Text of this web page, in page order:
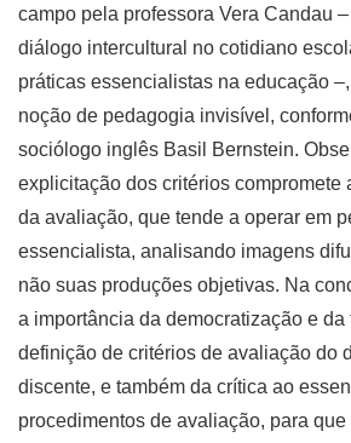
campo pela professora Vera Candau
diálogo intercultural no cotidiano
práticas essencialistas na educação
noção de pedagogia invisível,
sociólogo inglês Basil Bernstein.
explicitação dos critérios compromete
da avaliação, que tende a operar em
essencialista, analisando imagens
não suas produções objetivas. Na
a importância da democratização e da
definição de critérios de avaliação do
discente, e também da crítica ao
procedimentos de avaliação, para